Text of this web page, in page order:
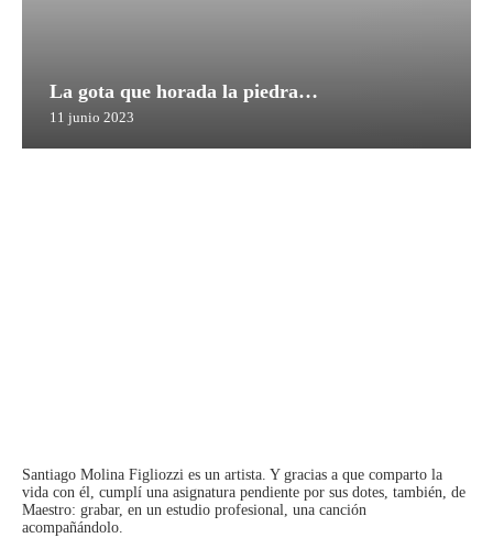
La gota que horada la piedra…
11 junio 2023
Santiago Molina Figliozzi es un artista. Y gracias a que comparto la
vida con él, cumplí una asignatura pendiente por sus dotes, también, de
Maestro: grabar, en un estudio profesional, una canción
acompañándolo.